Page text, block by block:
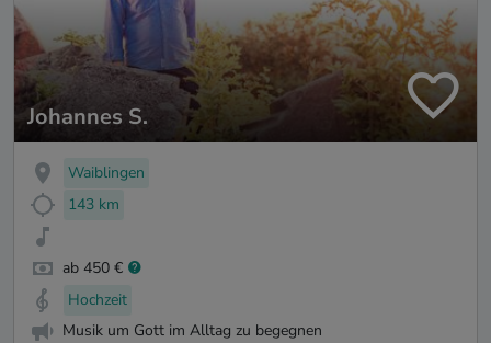
Johannes S.
Waiblingen
143 km
ab 450 €
Hochzeit
Musik um Gott im Alltag zu begegnen